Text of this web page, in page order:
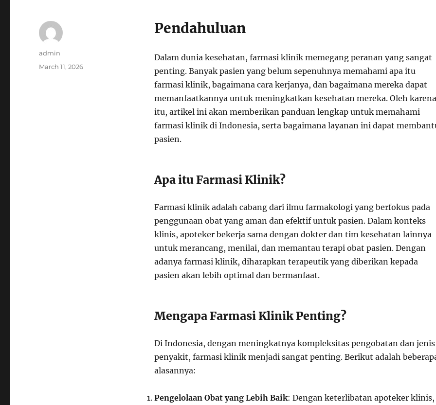
Pendahuluan
Dalam dunia kesehatan, farmasi klinik memegang peranan yang sangat
penting. Banyak pasien yang belum sepenuhnya memahami apa itu
farmasi klinik, bagaimana cara kerjanya, dan bagaimana mereka dapat
memanfaatkannya untuk meningkatkan kesehatan mereka. Oleh karena
itu, artikel ini akan memberikan panduan lengkap untuk memahami
farmasi klinik di Indonesia, serta bagaimana layanan ini dapat
pasien.
Apa itu Farmasi Klinik?
Farmasi klinik adalah cabang dari ilmu farmakologi yang berfokus pada
penggunaan obat yang aman dan efektif untuk pasien. Dalam konteks
klinis, apoteker bekerja sama dengan dokter dan tim kesehatan lainnya
untuk merancang, menilai, dan memantau terapi obat pasien. Dengan
adanya farmasi klinik, diharapkan terapeutik yang diberikan kepada
pasien akan lebih optimal dan bermanfaat.
Mengapa Farmasi Klinik Penting?
Di Indonesia, dengan meningkatnya kompleksitas pengobatan dan jenis
penyakit, farmasi klinik menjadi sangat penting. Berikut adalah
alasannya:
Pengelolaan Obat yang Lebih Baik: Dengan keterlibatan apoteker klinis,
Author
admin
Posted
March 11, 2026